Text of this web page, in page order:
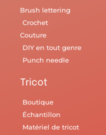
Brush lettering
Crochet
Couture
DIY en tout genre
Punch needle
Tricot
Boutique
Échantillon
Matériel de tricot